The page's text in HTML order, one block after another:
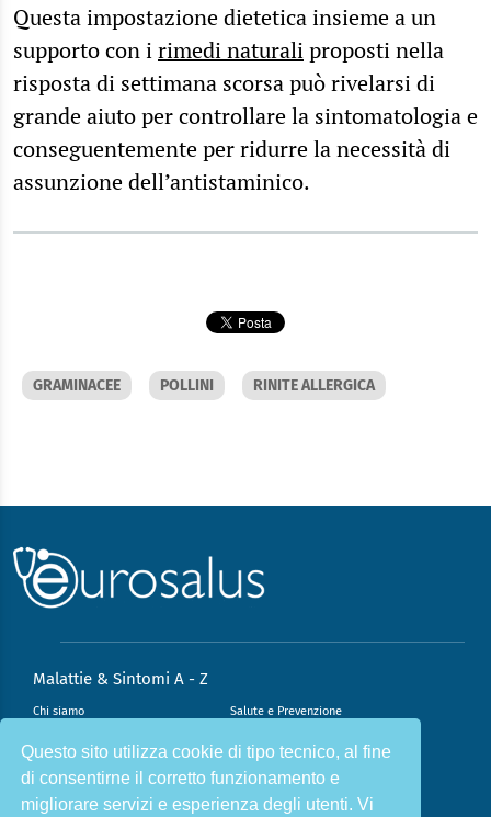
Questo sito utilizza cookie di tipo tecnico, al fine
di consentirne il corretto funzionamento e
migliorare servizi e esperienza degli utenti. Vi
Questa impostazione dietetica insieme a un
supporto con irimedi naturaliproposti nella
risposta di settimana scorsa può rivelarsi di
grande aiuto per controllare la sintomatologia e
conseguentemente per ridurre la necessità di
assunzione dell’antistaminico.
GRAMINACEE POLLINI RINITE ALLERGICA
Malattie & Sintomi A - Z
Chi siamo Salute e Prevenzione
Infiammazione e Allergia Direzione scientifica
Nutrizione e Stili di vita Sport e Benessere
Cookie Policy L’angolo del dottore